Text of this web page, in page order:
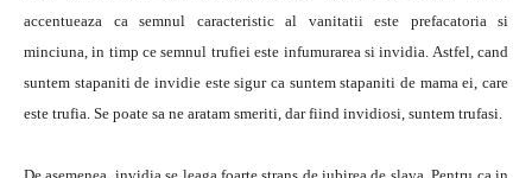
accentueaza ca semnul caracteristic al vanitatii este prefacatoria si
minciuna, in timp ce semnul trufiei este infumurarea si invidia. Astfel, cand
suntem stapaniti de invidie este sigur ca suntem stapaniti de mama ei, care
este trufia. Se poate sa ne aratam smeriti, dar fiind invidiosi, suntem trufasi.